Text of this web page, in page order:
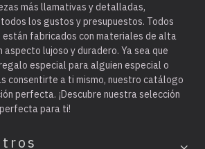
más llamativas y detalladas,
los gustos y presupuestos. Todos
fabricados con materiales de alta
aspecto lujoso y duradero. Ya sea que
especial para alguien especial o
consentirte a ti mismo, nuestro catálogo
perfecta. ¡Descubre nuestra selección
para ti!